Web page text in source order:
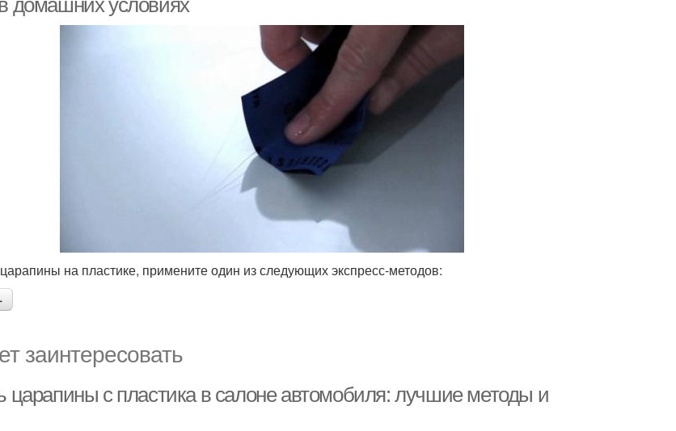
домашних условиях
на пластике, примените один из следующих экспресс-методов:
заинтересовать
царапины с пластика в салоне автомобиля: лучшие методы и